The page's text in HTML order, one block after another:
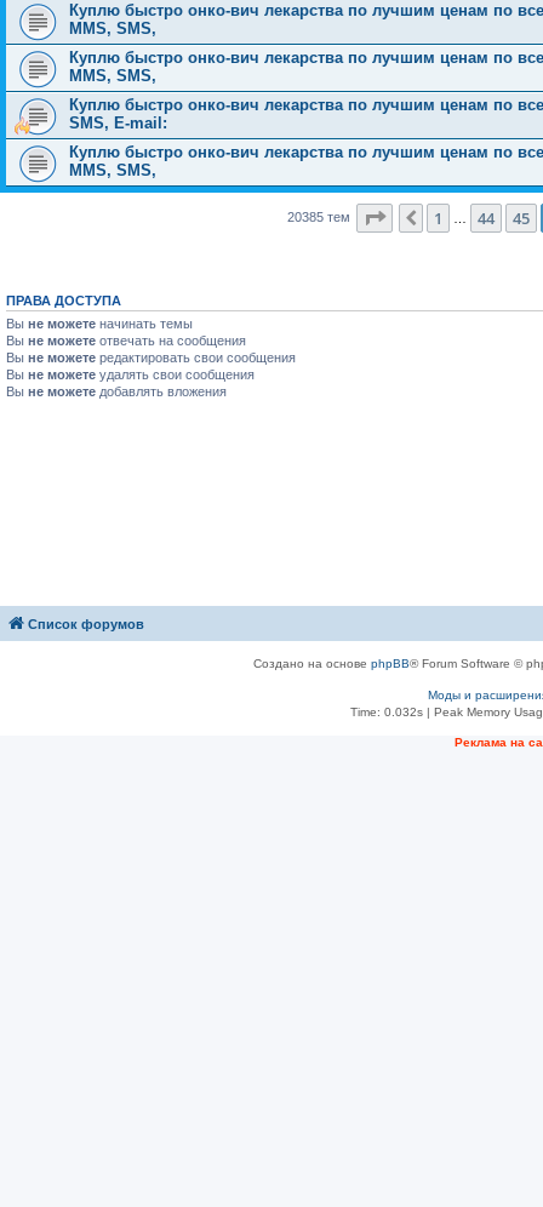
Куплю быстро онко-вич лекарства по лучшим ценам по
MMS, SMS,
Куплю быстро онко-вич лекарства по лучшим ценам по
MMS, SMS,
Куплю быстро онко-вич лекарства по лучшим ценам по
SMS, E-mail:
Куплю быстро онко-вич лекарства по лучшим ценам по
MMS, SMS,
20385 тем Страница 46из 816
Пред.
1 44 45
ПРАВА ДОСТУПА
Вы не можете начинать темы
Вы не можете отвечать на сообщения
Вы не можете редактировать свои сообщения
Вы не можете удалять свои сообщения
Вы не можете добавлять вложения
Список форумов
Создано на основе phpBB® Forum Software ©
Моды и
Time: 0.032s| Peak Memory
Рeклама на